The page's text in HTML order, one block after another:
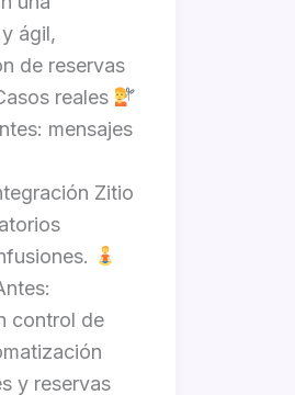
ágil,
de reservas
reales
mensajes
Zitio
control de
y reservas